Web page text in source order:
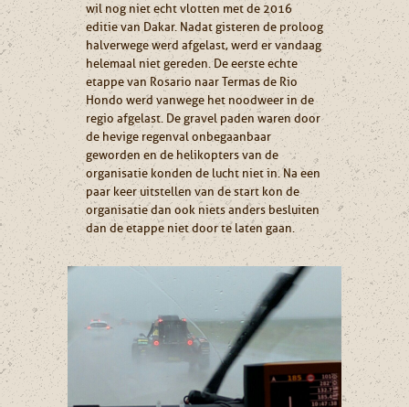
wil nog niet echt vlotten met de 2016
editie van Dakar. Nadat gisteren de proloog
halverwege werd afgelast, werd er vandaag
helemaal niet gereden. De eerste echte
etappe van Rosario naar Termas de Rio
Hondo werd vanwege het noodweer in de
regio afgelast. De gravel paden waren door
de hevige regenval onbegaanbaar
geworden en de helikopters van de
organisatie konden de lucht niet in. Na een
paar keer uitstellen van de start kon de
organisatie dan ook niets anders besluiten
dan de etappe niet door te laten gaan.